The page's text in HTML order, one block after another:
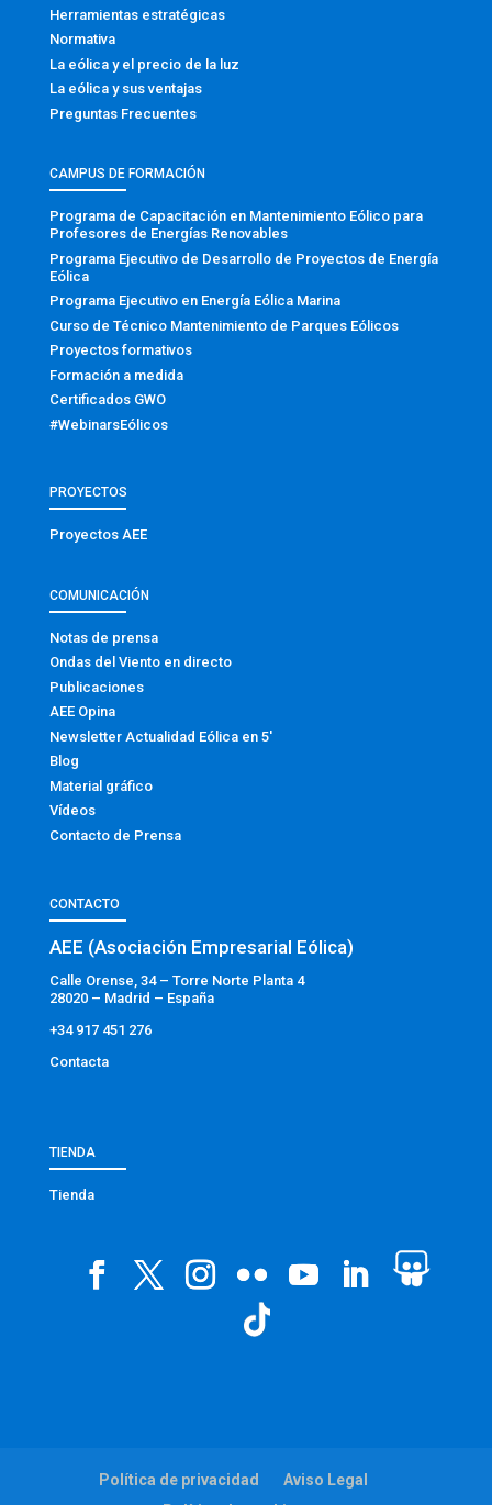
Herramientas estratégicas
Normativa
La eólica y el precio de la luz
La eólica y sus ventajas
Preguntas Frecuentes
CAMPUS DE FORMACIÓN
Programa de Capacitación en Mantenimiento Eólico para
Profesores de Energías Renovables
Programa Ejecutivo de Desarrollo de Proyectos de Energía
Eólica
Programa Ejecutivo en Energía Eólica Marina
Curso de Técnico Mantenimiento de Parques Eólicos
Proyectos formativos
Formación a medida
Certificados GWO
#WebinarsEólicos
PROYECTOS
Proyectos AEE
COMUNICACIÓN
Notas de prensa
Ondas del Viento en directo
Publicaciones
AEE Opina
Newsletter Actualidad Eólica en 5′
Blog
Material gráfico
Vídeos
Contacto de Prensa
CONTACTO
AEE (Asociación Empresarial Eólica)
Calle Orense, 34 – Torre Norte Planta 4
28020 – Madrid – España
+34 917 451 276
Contacta
TIENDA
Tienda
Política de privacidad
Aviso Legal